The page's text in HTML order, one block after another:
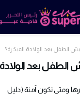
الطفل بعد الولادة المبكرة؟
بعد الولادة
ومتى تكون آمنة (دليل